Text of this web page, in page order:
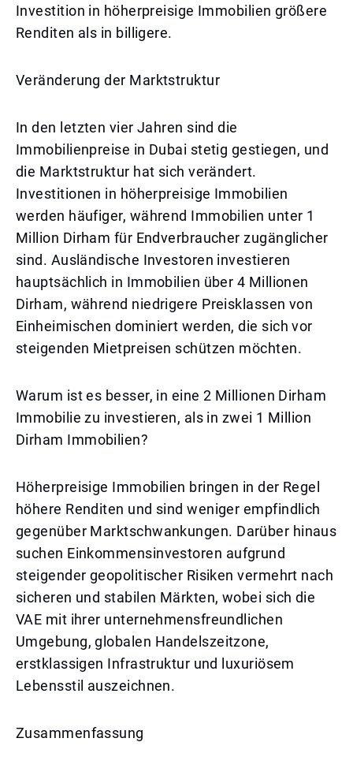
Investition in höherpreisige Immobilien größere
Renditen als in billigere.
Veränderung der Marktstruktur
In den letzten vier Jahren sind die
Immobilienpreise in Dubai stetig gestiegen, und
die Marktstruktur hat sich verändert.
Investitionen in höherpreisige Immobilien
werden häufiger, während Immobilien unter 1
Million Dirham für Endverbraucher zugänglicher
sind. Ausländische Investoren investieren
hauptsächlich in Immobilien über 4 Millionen
Dirham, während niedrigere Preisklassen von
Einheimischen dominiert werden, die sich vor
steigenden Mietpreisen schützen möchten.
Warum ist es besser, in eine 2 Millionen Dirham
Immobilie zu investieren, als in zwei 1 Million
Dirham Immobilien?
Höherpreisige Immobilien bringen in der Regel
höhere Renditen und sind weniger empfindlich
gegenüber Marktschwankungen. Darüber hinaus
suchen Einkommensinvestoren aufgrund
steigender geopolitischer Risiken vermehrt nach
sicheren und stabilen Märkten, wobei sich die
VAE mit ihrer unternehmensfreundlichen
Umgebung, globalen Handelszeitzone,
erstklassigen Infrastruktur und luxuriösem
Lebensstil auszeichnen.
Zusammenfassung